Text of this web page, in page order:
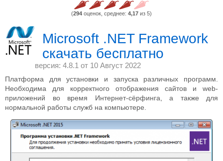
(294 оценок, среднее: 4,17 из 5)
Microsoft .NET Framework
скачать бесплатно
версия: 4.8.1 от 10 Август 2022
Платформа для установки и запуска различных программ.
Необходима для корректного отображения сайтов и web-
приложений во время Интернет-сёрфинга, а также для
нормальной работы служб на компьютере.